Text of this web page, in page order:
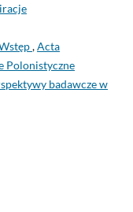
,Acta
Polonistyczne
badawcze w